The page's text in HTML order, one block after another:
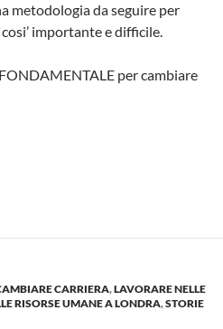
metodologia da seguire per
importante e difficile.
per cambiare
Ep. 1: come Identificare e
CARRIERA,LAVORARE NELLE
RISORSE UMANE A LONDRA,STORIE